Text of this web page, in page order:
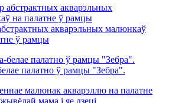
акварэльных малюнкаў
ў рамцы
палатно ў рамцы "Зебра".